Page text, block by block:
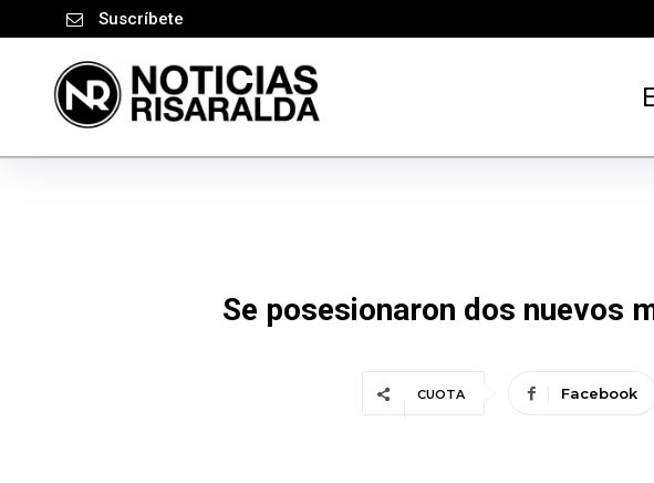
Suscríbete
Se posesionaron dos nuevos
CUOTA Facebook